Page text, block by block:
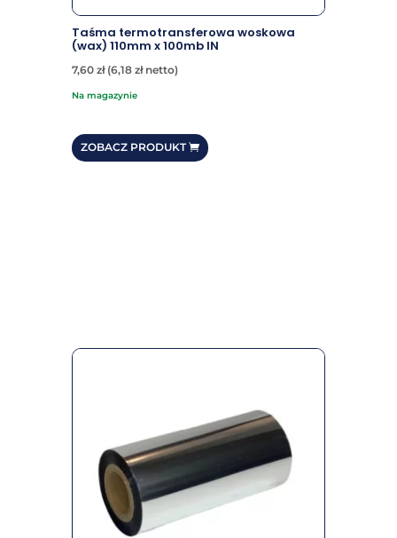
Taśma termotransferowa woskowa
(wax) 110mm x 100mb IN
7,60 zł (6,18 złnetto)
na magazynie
ZOBACZ PRODUKT